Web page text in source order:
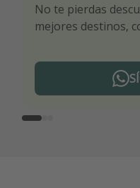
No te pierdas
mejores destinos,
Sé el primero en
¡Recibe las
ti por nuestros